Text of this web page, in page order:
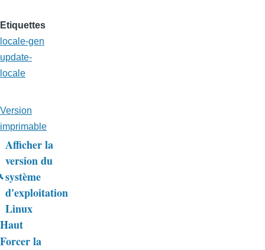
Etiquettes
locale-gen
update-
locale
Version
imprimable
Liens
transversaux
de
livre
pour
Afficher la
version du
système
d'exploitation
Linux
Haut
Forcer la